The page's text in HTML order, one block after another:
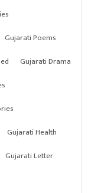
Gujarati Poems
Gujarati Drama
Gujarati Health
Gujarati Letter